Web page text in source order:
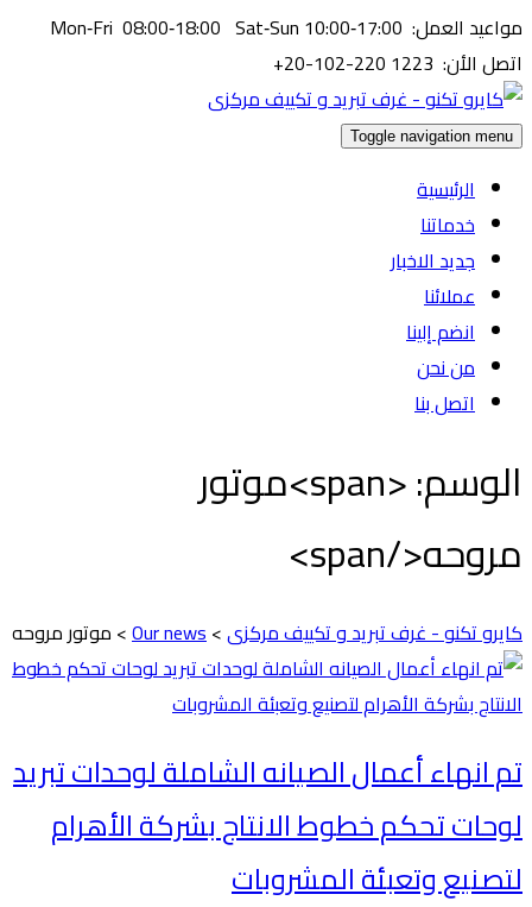
مواعيد العمل: Mon‑Fri 08:00‑18:00 Sat‑Sun 10:00‑17:00
اتصل الأن: ⁦+20-102-220 1223⁩
Toggle navigation menu
الرئيسية
خدماتنا
جديد الاخبار
عملائنا
انضم إلينا
من نحن
اتصل بنا
الوسم: <span>موتور
مروحه</span>
كايرو تكنو - غرف تبريد و تكييف مركزى>
Our news
> موتور مروحه
تم انهاء أعمال الصيانه الشاملة لوحدات تبريد
لوحات تحكم خطوط الانتاج بشركة الأهرام
لتصنيع وتعبئة المشروبات